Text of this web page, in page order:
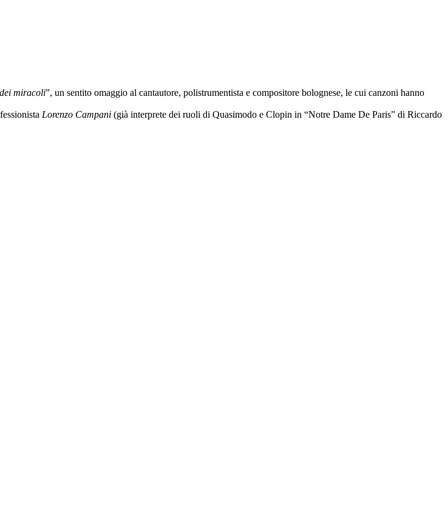
miracoli”, un sentito omaggio al cantautore, polistrumentista e compositore bolognese, le cui canzoni hanno
Lorenzo Campani (già interprete dei ruoli di Quasimodo e Clopin in “Notre Dame De Paris” di Riccardo